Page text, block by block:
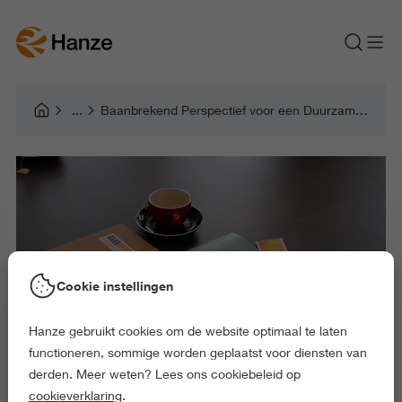
Baanbrekend Perspectief voor een Duurzame Regio
Cookie instellingen
Hanze gebruikt cookies om de website optimaal te laten
functioneren, sommige worden geplaatst voor diensten van
derden. Meer weten? Lees ons cookiebeleid op
cookieverklaring.